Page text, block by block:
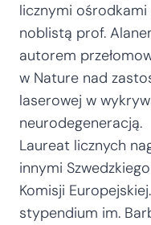
licznymi ośrodkami
noblistą prof.
autorem
w Nature nad
laserowej w
neurodegeneracją.
Laureat licznych
innymi
Komisji
stypendium im.